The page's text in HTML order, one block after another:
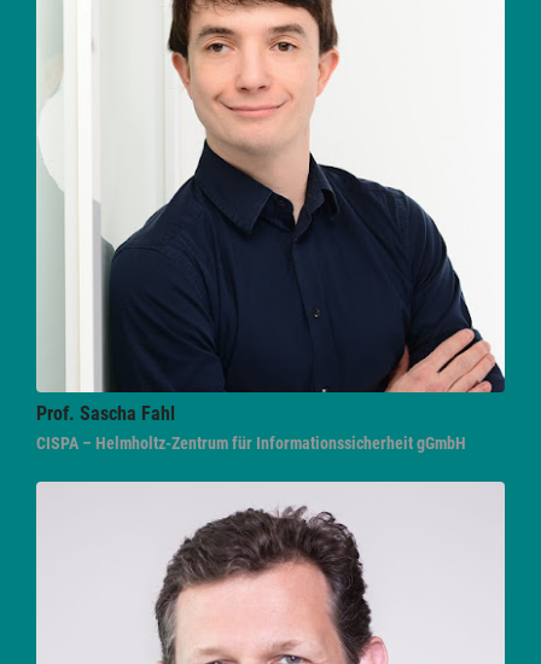
Prof. Sascha Fahl
CISPA – Helmholtz-Zentrum für Informationssicherheit gGmbH